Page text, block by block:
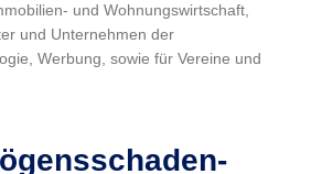
und Wohnungswirtschaft,
und Unternehmen der
Werbung, sowie für Vereine und